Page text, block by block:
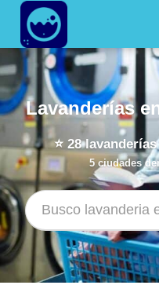
Lavanderías
⭐ 28
5 ciudades